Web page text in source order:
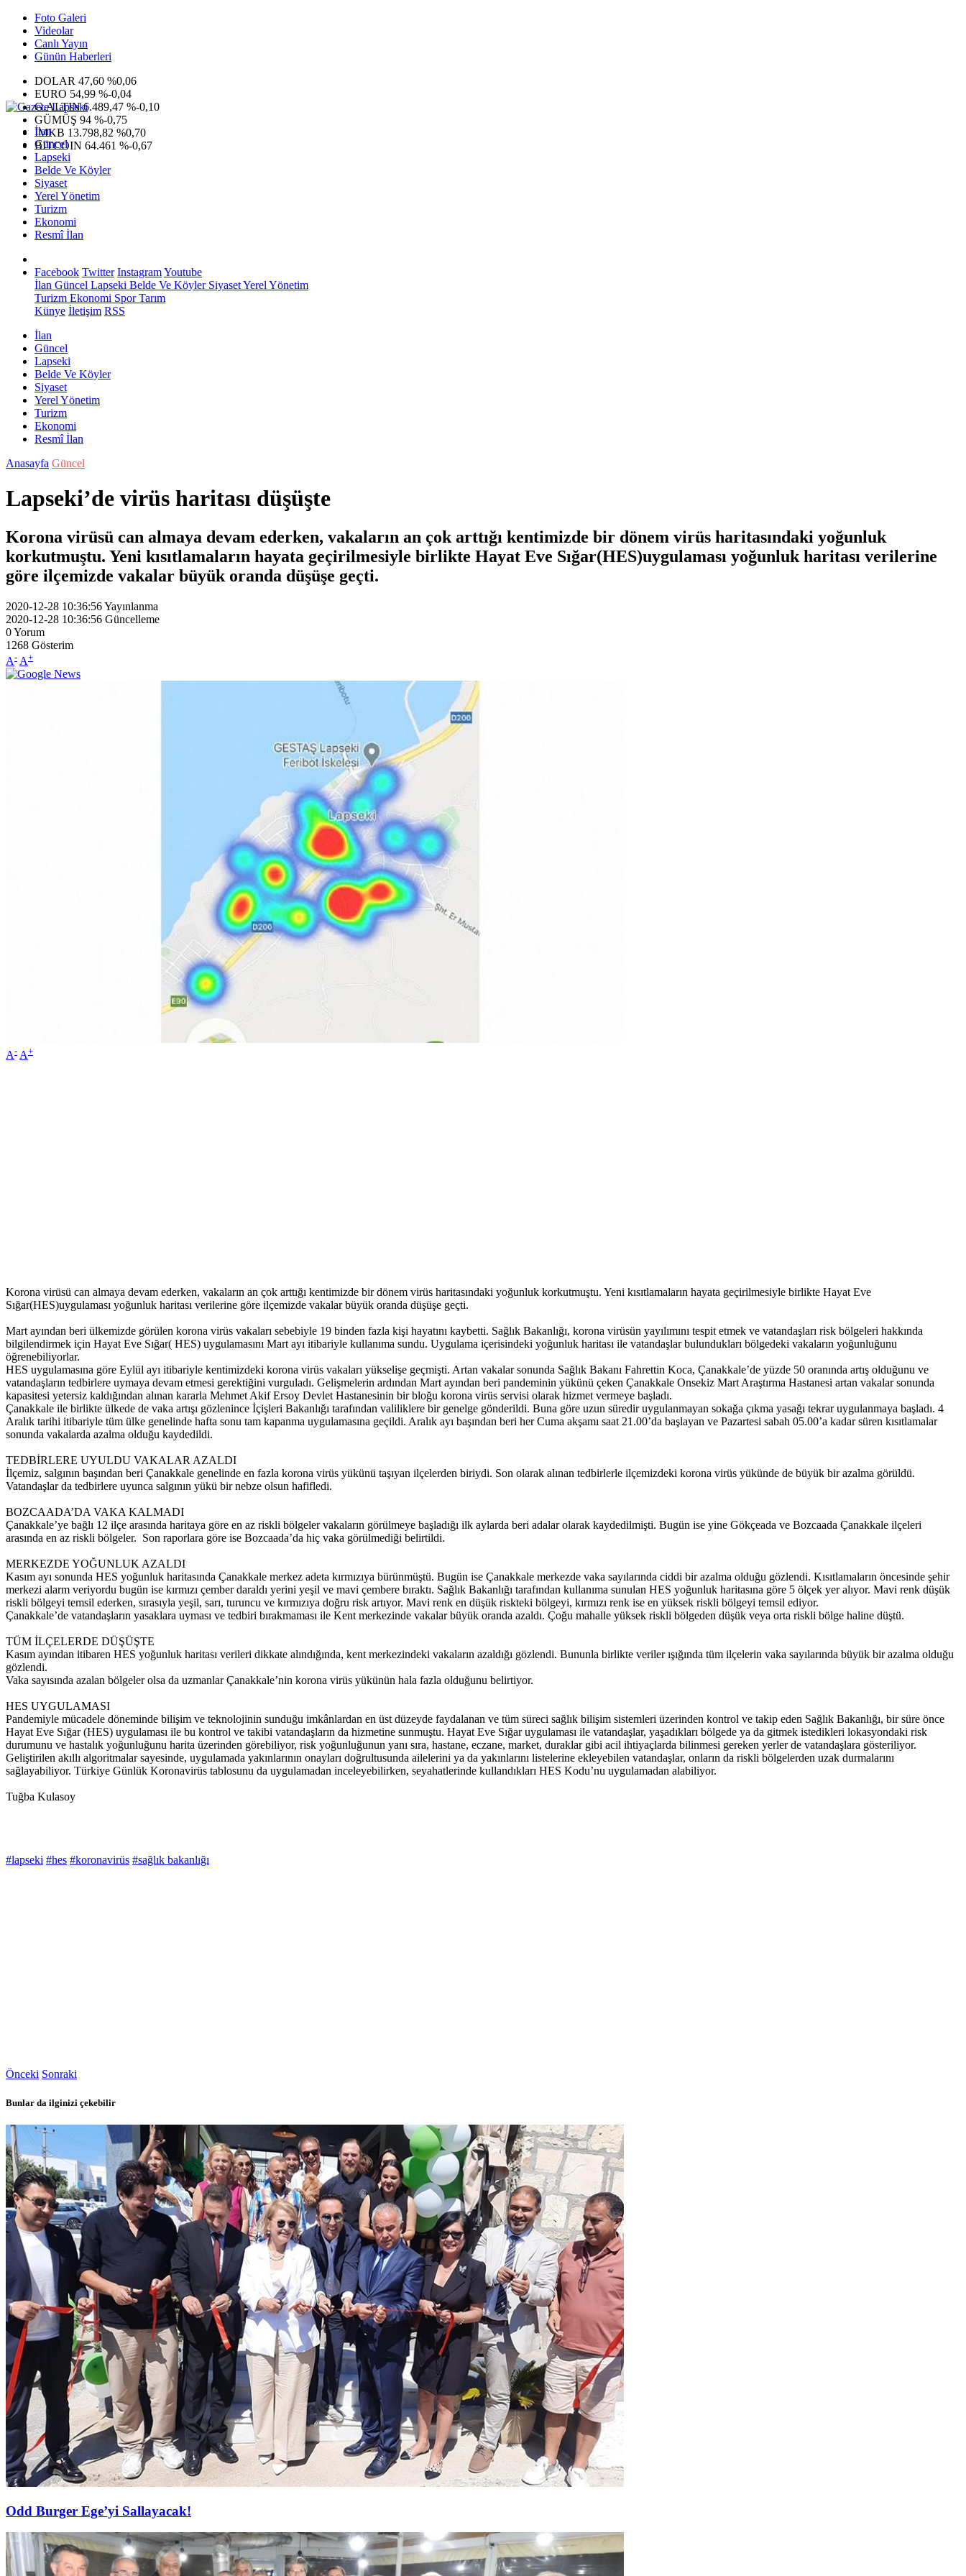
Foto Galeri
Videolar
Canlı Yayın
Günün Haberleri
DOLAR 47,60 %0,06
EURO 54,99 %-0,04
G.ALTIN6.489,47 %-0,10
GÜMÜŞ 94 %-0,75
IMKB 13.798,82 %0,70
BITCOIN 64.461 %-0,67
İlan
Güncel
Lapseki
Belde Ve Köyler
Siyaset
Yerel Yönetim
Turizm
Ekonomi
Resmî İlan
Facebook Twitter InstagramYoutube
İlan Güncel Lapseki Belde Ve KöylerSiyasetYerel Yönetim
Turizm Ekonomi SporTarım
Künye İletişim RSS
İlan
Güncel
Lapseki
Belde Ve Köyler
Siyaset
Yerel Yönetim
Turizm
Ekonomi
Resmî İlan
Anasayfa Güncel
Lapseki’de virüs haritası düşüşte
Korona virüsü can almaya devam ederken, vakaların an çok arttığı kentimizde bir dönem virüs haritasındaki yoğunluk
korkutmuştu. Yeni kısıtlamaların hayata geçirilmesiyle birlikte Hayat Eve Sığar(HES)uygulaması yoğunluk haritası verilerine
göre ilçemizde vakalar büyük oranda düşüşe geçti.
2020-12-28 10:36:56Yayınlanma
2020-12-28 10:36:56 Güncelleme
0Yorum
1268 Gösterim
A- A+
A- A+
Korona virüsü can almaya devam ederken, vakaların an çok arttığı kentimizde bir dönem virüs haritasındaki yoğunluk korkutmuştu. Yeni kısıtlamaların hayata geçirilmesiyle birlikte Hayat Eve
Sığar(HES)uygulaması yoğunluk haritası verilerine göre ilçemizde vakalar büyük oranda düşüşe geçti.
Mart ayından beri ülkemizde görülen korona virüs vakaları sebebiyle 19 binden fazla kişi hayatını kaybetti. Sağlık Bakanlığı, korona virüsün yayılımını tespit etmek ve vatandaşları risk bölgeleri hakkında
bilgilendirmek için Hayat Eve Sığar( HES) uygulamasını Mart ayı itibariyle kullanıma sundu. Uygulama içerisindeki yoğunluk haritası ile vatandaşlar bulundukları bölgedeki vakaların yoğunluğunu
öğrenebiliyorlar.
HES uygulamasına göre Eylül ayı itibariyle kentimizdeki korona virüs vakaları yükselişe geçmişti. Artan vakalar sonunda Sağlık Bakanı Fahrettin Koca, Çanakkale’de yüzde 50 oranında artış olduğunu ve
vatandaşların tedbirlere uymaya devam etmesi gerektiğini vurguladı. Gelişmelerin ardından Mart ayından beri pandeminin yükünü çeken Çanakkale Onsekiz Mart Araştırma Hastanesi artan vakalar sonunda
kapasitesi yetersiz kaldığından alınan kararla Mehmet Akif Ersoy Devlet Hastanesinin bir bloğu korona virüs servisi olarak hizmet vermeye başladı.
Çanakkale ile birlikte ülkede de vaka artışı gözlenince İçişleri Bakanlığı tarafından valiliklere bir genelge gönderildi. Buna göre uzun süredir uygulanmayan sokağa çıkma yasağı tekrar uygulanmaya başladı. 4
Aralık tarihi itibariyle tüm ülke genelinde hafta sonu tam kapanma uygulamasına geçildi. Aralık ayı başından beri her Cuma akşamı saat 21.00’da başlayan ve Pazartesi sabah 05.00’a kadar süren kısıtlamalar
sonunda vakalarda azalma olduğu kaydedildi.
TEDBİRLERE UYULDU VAKALAR AZALDI
İlçemiz, salgının başından beri Çanakkale genelinde en fazla korona virüs yükünü taşıyan ilçelerden biriydi. Son olarak alınan tedbirlerle ilçemizdeki korona virüs yükünde de büyük bir azalma görüldü.
Vatandaşlar da tedbirlere uyunca salgının yükü bir nebze olsun hafifledi.
BOZCAADA’DA VAKA KALMADI
Çanakkale’ye bağlı 12 ilçe arasında haritaya göre en az riskli bölgeler vakaların görülmeye başladığı ilk aylarda beri adalar olarak kaydedilmişti. Bugün ise yine Gökçeada ve Bozcaada Çanakkale ilçeleri
arasında en az riskli bölgeler. Son raporlara göre ise Bozcaada’da hiç vaka görülmediği belirtildi.
MERKEZDE YOĞUNLUK AZALDI
Kasım ayı sonunda HES yoğunluk haritasında Çanakkale merkez adeta kırmızıya bürünmüştü. Bugün ise Çanakkale merkezde vaka sayılarında ciddi bir azalma olduğu gözlendi. Kısıtlamaların öncesinde şehir
merkezi alarm veriyordu bugün ise kırmızı çember daraldı yerini yeşil ve mavi çembere bıraktı. Sağlık Bakanlığı tarafından kullanıma sunulan HES yoğunluk haritasına göre 5 ölçek yer alıyor. Mavi renk düşük
riskli bölgeyi temsil ederken, sırasıyla yeşil, sarı, turuncu ve kırmızıya doğru risk artıyor. Mavi renk en düşük riskteki bölgeyi, kırmızı renk ise en yüksek riskli bölgeyi temsil ediyor.
Çanakkale’de vatandaşların yasaklara uyması ve tedbiri bırakmaması ile Kent merkezinde vakalar büyük oranda azaldı. Çoğu mahalle yüksek riskli bölgeden düşük veya orta riskli bölge haline düştü.
TÜM İLÇELERDE DÜŞÜŞTE
Kasım ayından itibaren HES yoğunluk haritası verileri dikkate alındığında, kent merkezindeki vakaların azaldığı gözlendi. Bununla birlikte veriler ışığında tüm ilçelerin vaka sayılarında büyük bir azalma olduğu
gözlendi.
Vaka sayısında azalan bölgeler olsa da uzmanlar Çanakkale’nin korona virüs yükünün hala fazla olduğunu belirtiyor.
HES UYGULAMASI
Pandemiyle mücadele döneminde bilişim ve teknolojinin sunduğu imkânlardan en üst düzeyde faydalanan ve tüm süreci sağlık bilişim sistemleri üzerinden kontrol ve takip eden Sağlık Bakanlığı, bir süre önce
Hayat Eve Sığar (HES) uygulaması ile bu kontrol ve takibi vatandaşların da hizmetine sunmuştu. Hayat Eve Sığar uygulaması ile vatandaşlar, yaşadıkları bölgede ya da gitmek istedikleri lokasyondaki risk
durumunu ve hastalık yoğunluğunu harita üzerinden görebiliyor, risk yoğunluğunun yanı sıra, hastane, eczane, market, duraklar gibi acil ihtiyaçlarda bilinmesi gereken yerler de vatandaşlara gösteriliyor.
Geliştirilen akıllı algoritmalar sayesinde, uygulamada yakınlarının onayları doğrultusunda ailelerini ya da yakınlarını listelerine ekleyebilen vatandaşlar, onların da riskli bölgelerden uzak durmalarını
sağlayabiliyor. Türkiye Günlük Koronavirüs tablosunu da uygulamadan inceleyebilirken, seyahatlerinde kullandıkları HES Kodu’nu uygulamadan alabiliyor.
Tuğba Kulasoy
#lapseki #hes #koronavirüs #sağlık bakanlığı
Önceki Sonraki
Bunlar da ilginizi çekebilir
Odd Burger Ege’yi Sallayacak!